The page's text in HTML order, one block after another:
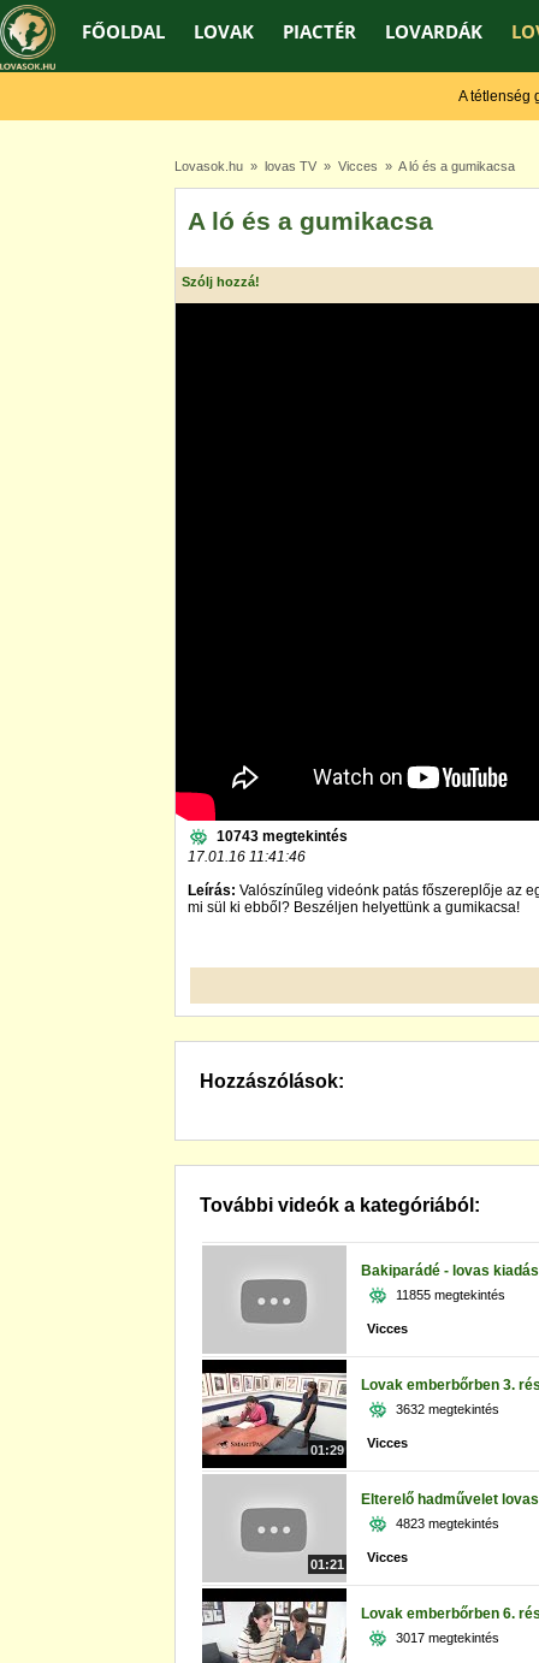
FŐOLDAL LOVAK PIACTÉR LOVARDÁK
A tétlenség
Lovasok.hu» lovas TV» Vicces » A ló és a gumikacsa
A ló és a gumikacsa
Szólj hozzá!
10743 megtekintés
17.01.16 11:41:46
Leírás: Valószínűleg videónk patás főszereplője az
mi sül ki ebből? Beszéljen helyettünk a gumikacsa!
Hozzászólások:
További videók a kategóriából:
01:29
Bakiparádé - lovas kiadás
11855 megtekintés
Vicces
01:21
Lovak emberbőrben 3.
3632 megtekintés
Vicces
Elterelő hadművelet
4823 megtekintés
Vicces
Lovak emberbőrben 6.
3017 megtekintés